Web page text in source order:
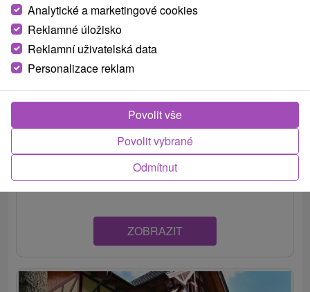
Apartmány★★★Belveder Tatranská Lomnica
Tatranská Lomnica
Belveder v centre známej turistickej a lyžiarskej oblasti, v
obci Tatranská Lomnica, ponúka moderné ubytovanie v...
ZOBRAZIT
Analytické a marketingové cookies
Reklamné úložisko
Reklamní uživatelská data
Personalizace reklam
Odmítnut
Povolit vybrané
Povolit vše